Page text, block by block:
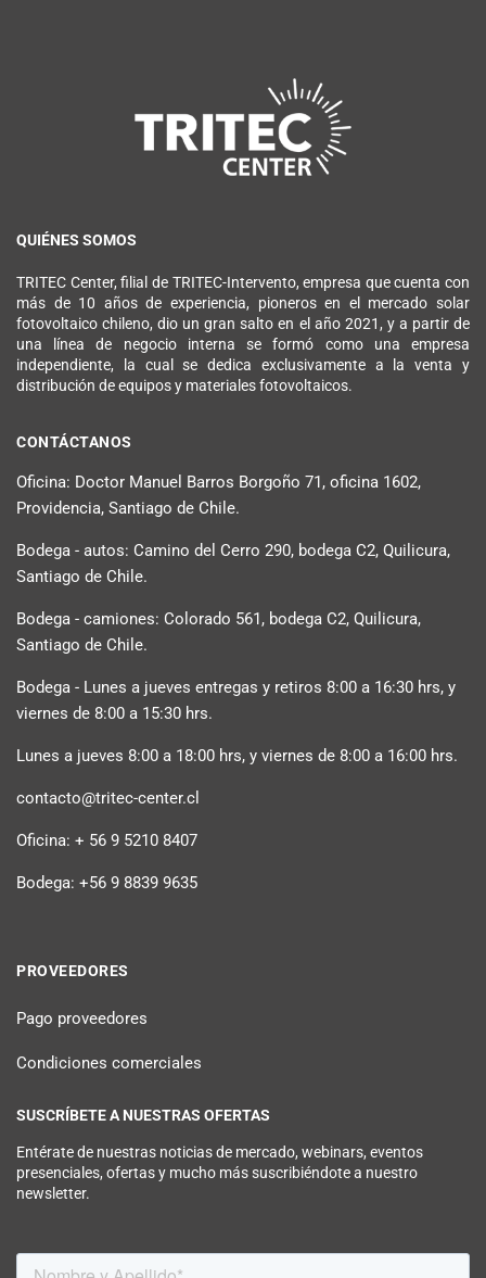
QUIÉNES SOMOS
TRITEC Center, filial de TRITEC-Intervento, empresa que cuenta con
más de 10 años de experiencia, pioneros en el mercado solar
fotovoltaico chileno, dio un gran salto en el año 2021, y a partir de
una línea de negocio interna se formó como una empresa
independiente, la cual se dedica exclusivamente a la venta y
distribución de equipos y materiales fotovoltaicos.
CONTÁCTANOS
Oficina: Doctor Manuel Barros Borgoño 71, oficina 1602,
Providencia, Santiago de Chile.
Bodega - autos: Camino del Cerro 290, bodega C2, Quilicura,
Santiago de Chile.
Bodega - camiones: Colorado 561, bodega C2, Quilicura,
Santiago de Chile.
Bodega - Lunes a jueves entregas y retiros 8:00 a 16:30 hrs, y
viernes de 8:00 a 15:30 hrs.
Lunes a jueves 8:00 a 18:00 hrs, y viernes de 8:00 a 16:00 hrs.
contacto@tritec-center.cl
Oficina: + 56 9 5210 8407
Bodega: +56 9 8839 9635
PROVEEDORES
Pago proveedores
Condiciones comerciales
SUSCRÍBETE A NUESTRAS OFERTAS
Entérate de nuestras noticias de mercado, webinars, eventos
presenciales, ofertas y mucho más suscribiéndote a nuestro
newsletter.